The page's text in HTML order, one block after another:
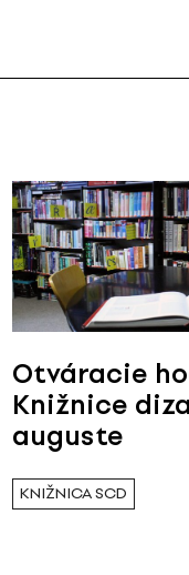
Otváracie
Knižnice
auguste
KNIŽNICA SCD